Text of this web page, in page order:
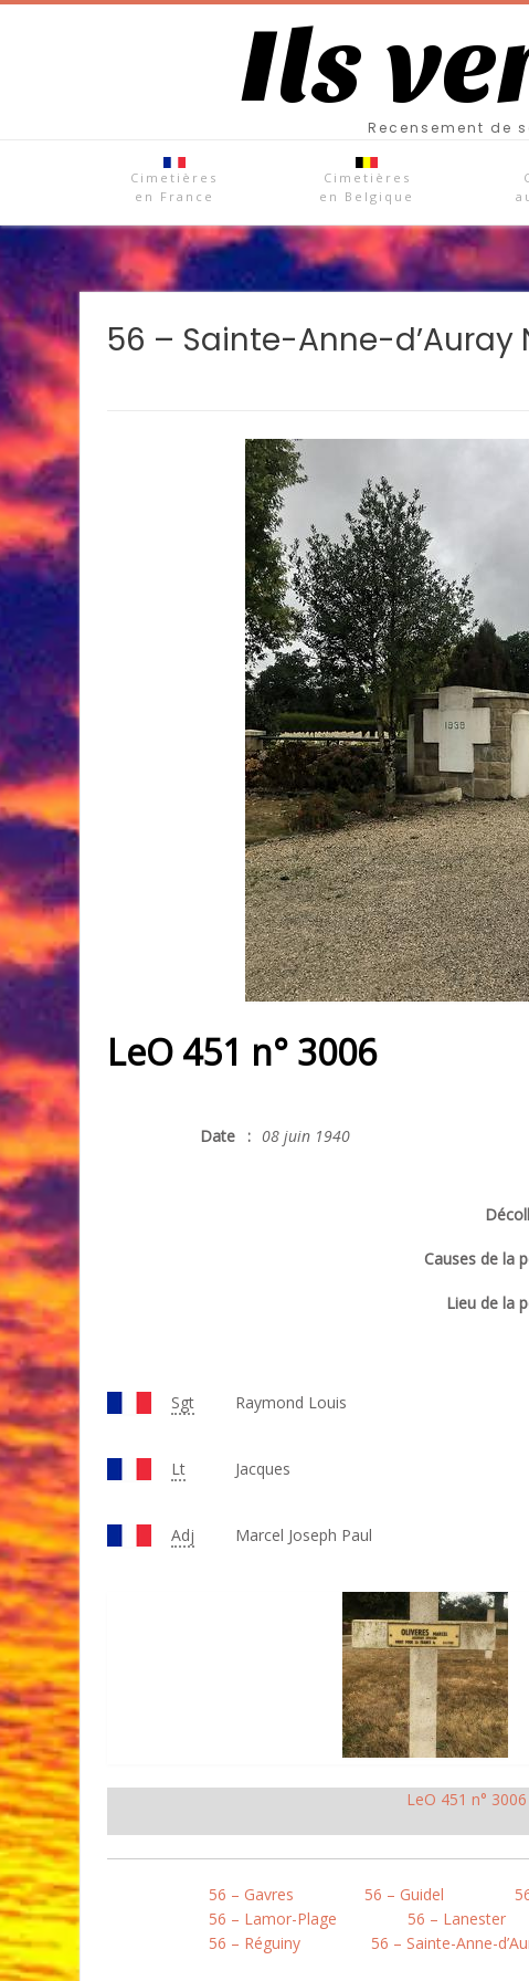
Ils
Recensement de
Cimetières
en France
Cimetières
en Belgique
56 – Sainte-Anne-
LeO 451 n° 3006
Date : 08 juin 1940
Causes de la
Lieu de la
Sgt Raymond Louis
Lt Jacques
Adj Marcel Joseph Paul
LeO 451 n° 3006
56 – Gavres 56 – Guidel
56 – Lamor-Plage
56 – Lanester
56 – Réguiny
56 – Sainte-Anne-